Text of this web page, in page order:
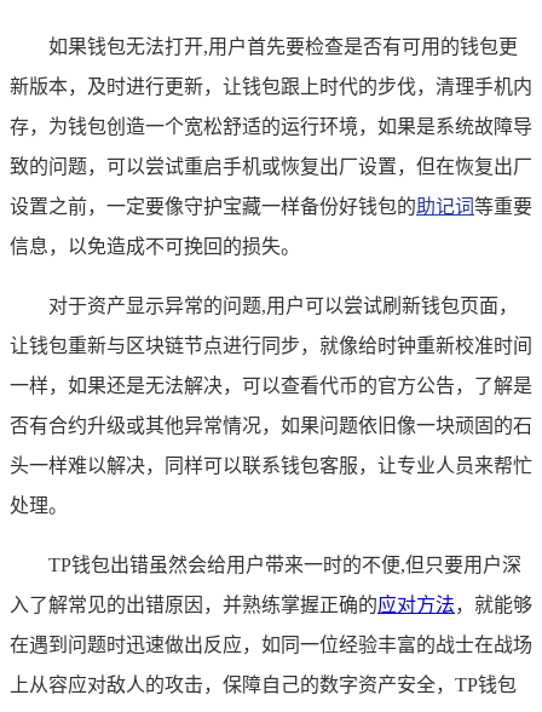
如果钱包无法打开,用户首先要检查是否有可用的钱包更
新版本，及时进行更新，让钱包跟上时代的步伐，清理手机内
存，为钱包创造一个宽松舒适的运行环境，如果是系统故障导
致的问题，可以尝试重启手机或恢复出厂设置，但在恢复出厂
设置之前，一定要像守护宝藏一样备份好钱包的助记词等重要
信息，以免造成不可挽回的损失。
对于资产显示异常的问题,用户可以尝试刷新钱包页面，
让钱包重新与区块链节点进行同步，就像给时钟重新校准时间
一样，如果还是无法解决，可以查看代币的官方公告，了解是
否有合约升级或其他异常情况，如果问题依旧像一块顽固的石
头一样难以解决，同样可以联系钱包客服，让专业人员来帮忙
处理。
TP钱包出错虽然会给用户带来一时的不便,但只要用户深
入了解常见的出错原因，并熟练掌握正确的应对方法，就能够
在遇到问题时迅速做出反应，如同一位经验丰富的战士在战场
上从容应对敌人的攻击，保障自己的数字资产安全，TP钱包